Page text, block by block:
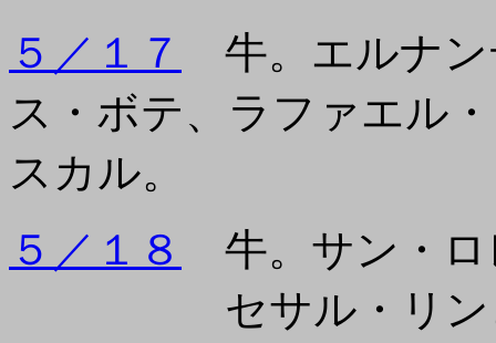
５／１７
牛。エルナ
ス・ボテ、ラファエル
スカル。
５／１８
牛。サン・ロ
セサル・リンコン